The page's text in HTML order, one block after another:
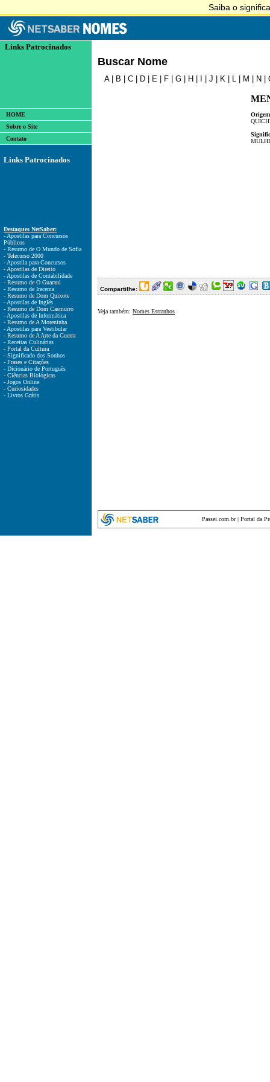
Links Patrocinados
HOME
Sobre o Site
Contato
Links Patrocinados
Destaques NetSaber:
- Apostilas para Concursos
Públicos
- Resumo de O Mundo de Sofia
- Telecurso 2000
- Apostila para Concursos
- Apostilas de Direito
- Apostilas de Contabilidade
- Resumo de O Guarani
- Resumo de Iracema
- Resumo de Dom Quixote
- Apostilas de Inglês
- Resumo de Dom Casmurro
- Apostilas de Informática
- Resumo de A Moreninha
- Apostilas para Vestibular
- Resumo de A Arte da Guerra
- Receitas Culinárias
- Portal da Cultura
- Significado dos Sonhos
- Frases e Citações
- Dicionário de Português
- Ciências Biológicas
- Jogos Online
- Curiosidades
- Livros Grátis
Buscar Nome
A| B C D E F G H J K L M N
Compartilhe:
Veja também: Nomes Estranhos
Passei.com.br| Portal da